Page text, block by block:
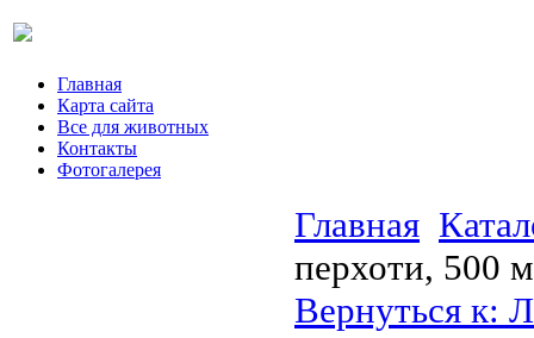
Главная
Карта сайта
Все для животных
Контакты
Фотогалерея
Главная
перхоти, 500
Вернуться к: